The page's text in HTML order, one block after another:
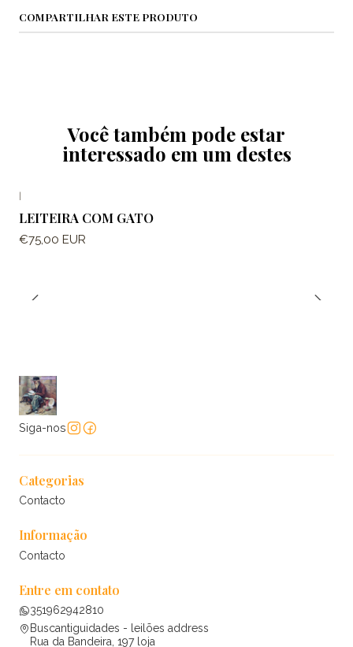
COMPARTILHAR ESTE PRODUTO
Você também pode estar
interessado em um destes
|
LEITEIRA COM GATO
€75,00 EUR
Siga-nos
Categorias
Contacto
Informação
Contacto
Entre em contato
351962942810
Buscantiguidades - leilões address
Rua da Bandeira, 197 loja